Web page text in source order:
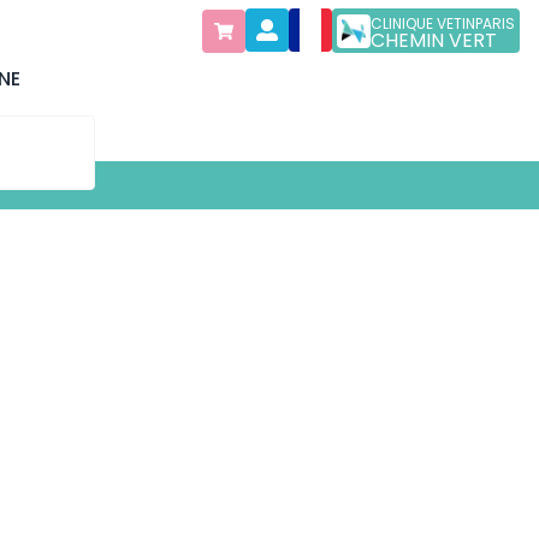
CLINIQUE VETINPARIS
CHEMIN VERT